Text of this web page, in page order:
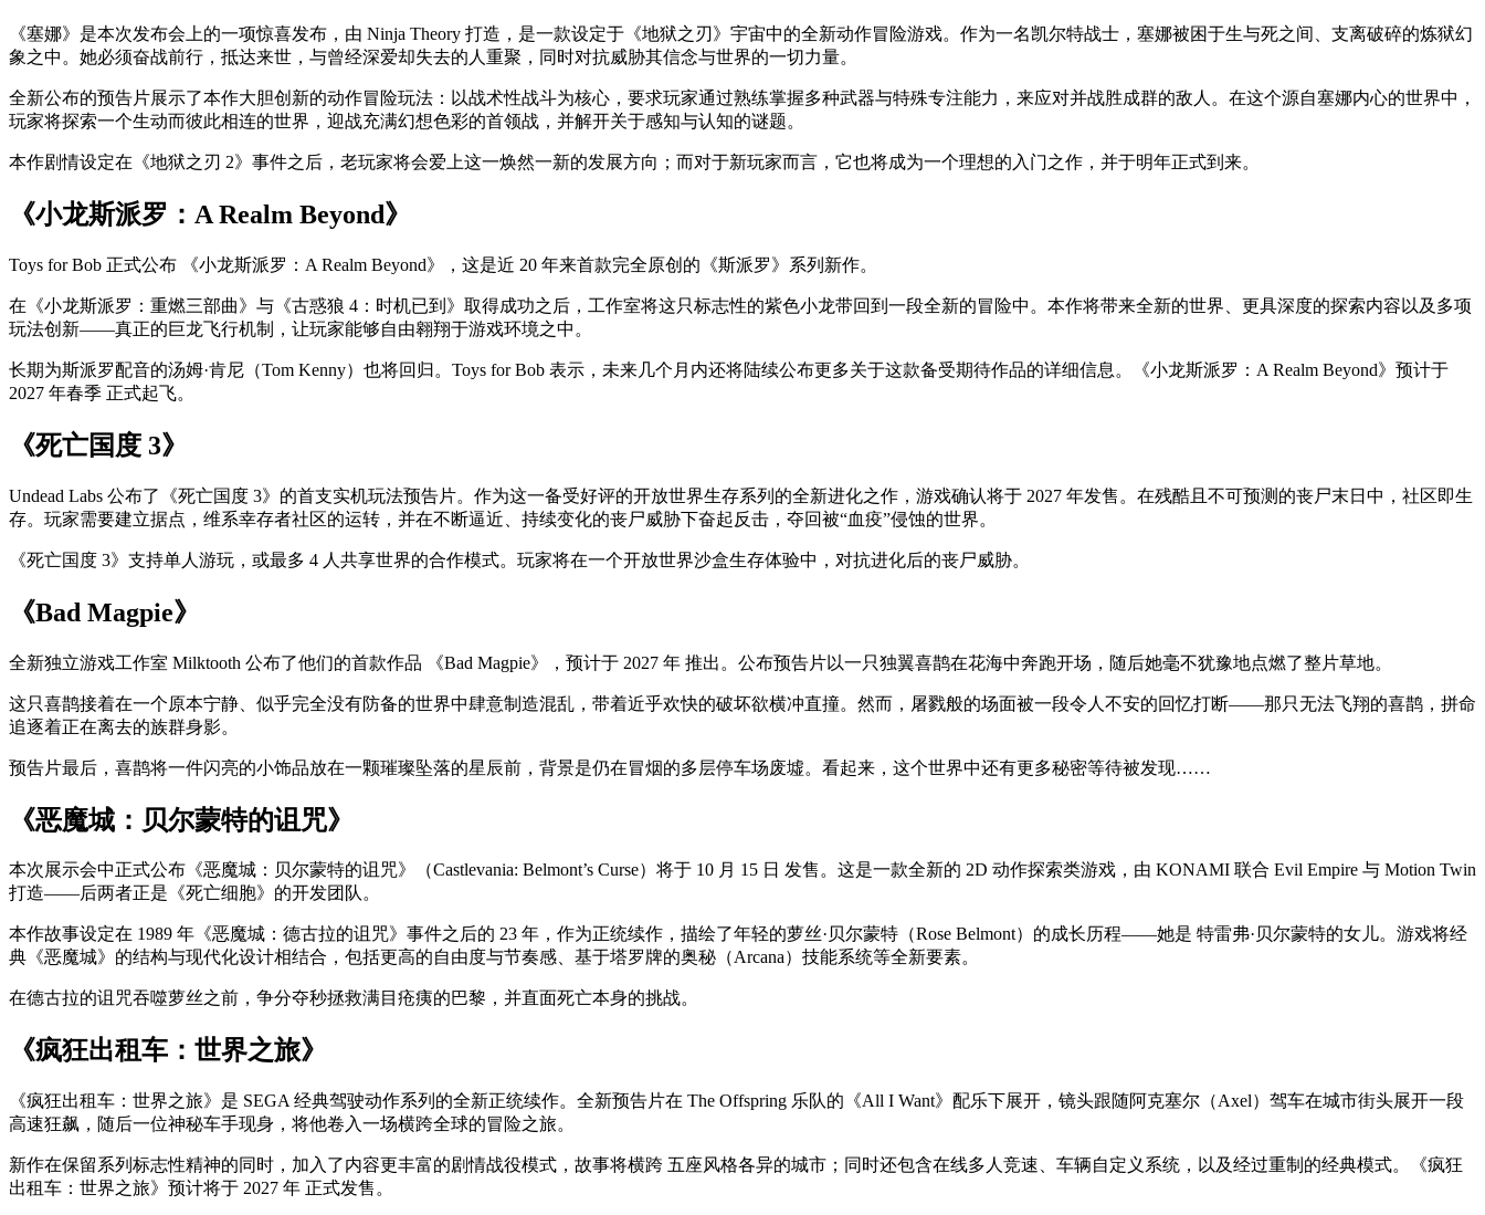
《塞娜》是本次发布会上的一项惊喜发布，由 Ninja Theory 打造，是一款设定于《地狱之刃》宇宙中的全新动作冒险游戏。作为一名凯尔特战士，塞娜被困于生与死之间、支离破碎的炼狱幻
象之中。她必须奋战前行，抵达来世，与曾经深爱却失去的人重聚，同时对抗威胁其信念与世界的一切力量。
全新公布的预告片展示了本作大胆创新的动作冒险玩法：以战术性战斗为核心，要求玩家通过熟练掌握多种武器与特殊专注能力，来应对并战胜成群的敌人。在这个源自塞娜内心的世界中，
玩家将探索一个生动而彼此相连的世界，迎战充满幻想色彩的首领战，并解开关于感知与认知的谜题。
本作剧情设定在《地狱之刃 2》事件之后，老玩家将会爱上这一焕然一新的发展方向；而对于新玩家而言，它也将成为一个理想的入门之作，并于明年正式到来。
《小龙斯派罗：A Realm Beyond》
Toys for Bob 正式公布 《小龙斯派罗：A Realm Beyond》，这是近 20 年来首款完全原创的《斯派罗》系列新作。
在《小龙斯派罗：重燃三部曲》与《古惑狼 4：时机已到》取得成功之后，工作室将这只标志性的紫色小龙带回到一段全新的冒险中。本作将带来全新的世界、更具深度的探索内容以及多项
玩法创新——真正的巨龙飞行机制，让玩家能够自由翱翔于游戏环境之中。
长期为斯派罗配音的汤姆·肯尼（Tom Kenny）也将回归。Toys for Bob 表示，未来几个月内还将陆续公布更多关于这款备受期待作品的详细信息。《小龙斯派罗：A Realm Beyond》预计于
2027 年春季 正式起飞。
《死亡国度 3》
Undead Labs 公布了《死亡国度 3》的首支实机玩法预告片。作为这一备受好评的开放世界生存系列的全新进化之作，游戏确认将于 2027 年发售。在残酷且不可预测的丧尸末日中，社区即生
存。玩家需要建立据点，维系幸存者社区的运转，并在不断逼近、持续变化的丧尸威胁下奋起反击，夺回被“血疫”侵蚀的世界。
《死亡国度 3》支持单人游玩，或最多 4 人共享世界的合作模式。玩家将在一个开放世界沙盒生存体验中，对抗进化后的丧尸威胁。
《Bad Magpie》
全新独立游戏工作室 Milktooth 公布了他们的首款作品 《Bad Magpie》，预计于 2027 年 推出。公布预告片以一只独翼喜鹊在花海中奔跑开场，随后她毫不犹豫地点燃了整片草地。
这只喜鹊接着在一个原本宁静、似乎完全没有防备的世界中肆意制造混乱，带着近乎欢快的破坏欲横冲直撞。然而，屠戮般的场面被一段令人不安的回忆打断——那只无法飞翔的喜鹊，拼命
追逐着正在离去的族群身影。
预告片最后，喜鹊将一件闪亮的小饰品放在一颗璀璨坠落的星辰前，背景是仍在冒烟的多层停车场废墟。看起来，这个世界中还有更多秘密等待被发现……
《恶魔城：贝尔蒙特的诅咒》
本次展示会中正式公布《恶魔城：贝尔蒙特的诅咒》（Castlevania: Belmont’s Curse）将于 10 月 15 日 发售。这是一款全新的 2D 动作探索类游戏，由 KONAMI 联合 Evil Empire 与 Motion Twin
打造——后两者正是《死亡细胞》的开发团队。
本作故事设定在 1989 年《恶魔城：德古拉的诅咒》事件之后的 23 年，作为正统续作，描绘了年轻的萝丝·贝尔蒙特（Rose Belmont）的成长历程——她是 特雷弗·贝尔蒙特的女儿。游戏将经
典《恶魔城》的结构与现代化设计相结合，包括更高的自由度与节奏感、基于塔罗牌的奥秘（Arcana）技能系统等全新要素。
在德古拉的诅咒吞噬萝丝之前，争分夺秒拯救满目疮痍的巴黎，并直面死亡本身的挑战。
《疯狂出租车：世界之旅》
《疯狂出租车：世界之旅》是 SEGA 经典驾驶动作系列的全新正统续作。全新预告片在 The Offspring 乐队的《All I Want》配乐下展开，镜头跟随阿克塞尔（Axel）驾车在城市街头展开一段
高速狂飙，随后一位神秘车手现身，将他卷入一场横跨全球的冒险之旅。
新作在保留系列标志性精神的同时，加入了内容更丰富的剧情战役模式，故事将横跨 五座风格各异的城市；同时还包含在线多人竞速、车辆自定义系统，以及经过重制的经典模式。《疯狂
出租车：世界之旅》预计将于 2027 年 正式发售。